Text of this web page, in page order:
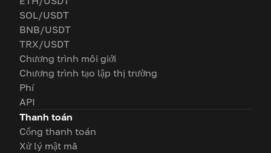
SOL/USDT
BNB/USDT
TRX/USDT
Chương trình môi giới
Chương trình tạo lập thị trường
Phí
API
Thanh toán
Cổng thanh toán
Xử lý mật mã